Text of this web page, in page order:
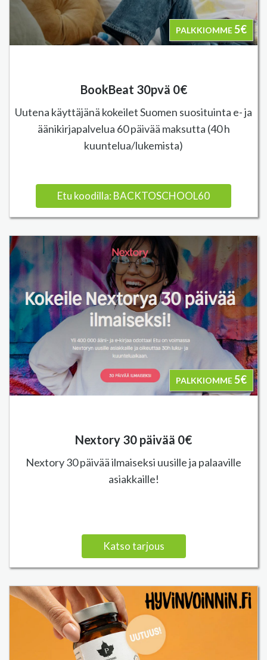
PALKKIOMME5€
BookBeat 30pvä 0€
Uutena käyttäjänä kokeilet Suomen suosituinta e- ja
äänikirjapalvelua 60 päivää maksutta (40 h
kuuntelua/lukemista)
Etu koodilla: BACKTOSCHOOL60
PALKKIOMME5€
Nextory 30 päivää 0€
Nextory 30 päivää ilmaiseksi uusille ja palaaville
asiakkaille!
Katso tarjous